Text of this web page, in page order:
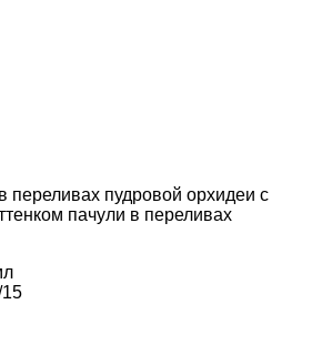
переливах пудровой орхидеи с
пачули в переливах